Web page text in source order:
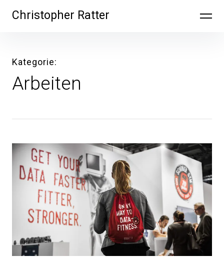
überspringen
Christopher Ratter
Kategorie
Arbeiten